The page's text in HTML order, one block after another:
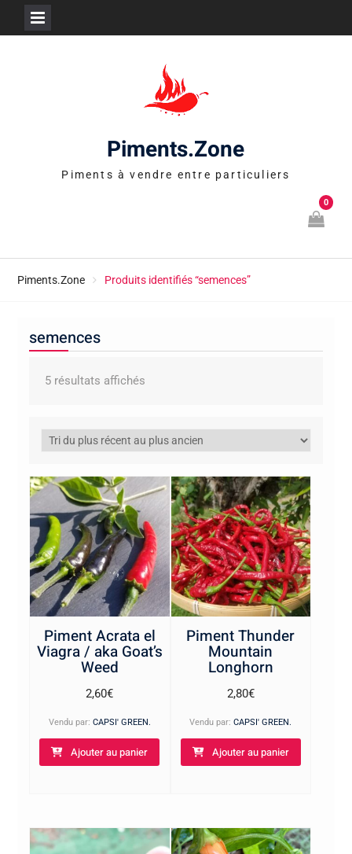
Piments.Zone
Piments à vendre entre particuliers
0
Piments.Zone Produits identifiés “semences”
semences
5 résultats affichésTrié
récent
au
ancien
Piment Acrata el
Viagra / aka Goat’s
Weed
2,60€
Vendu par: CAPSI' GREEN.
Ajouter au panier
Piment Thunder
Mountain
Longhorn
2,80€
Vendu par:CAPSI' GREEN.
Ajouter au panier